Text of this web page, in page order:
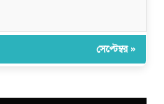
সেপ্টেম্বর »